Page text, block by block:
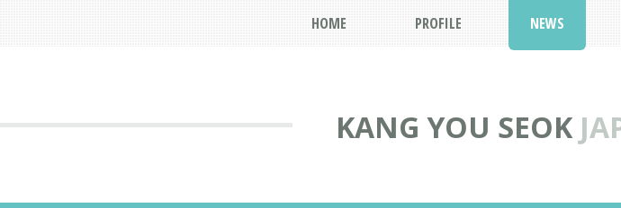
KANG YOU SEOK
HOME PROFILE NEWS